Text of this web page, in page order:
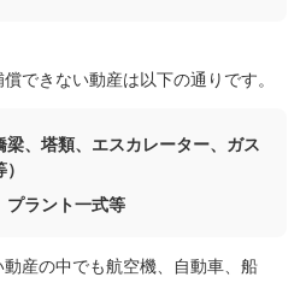
できない動産は以下の通りです。
、塔類、エスカレーター、ガス
プラント一式等
動産の中でも航空機、自動車、船